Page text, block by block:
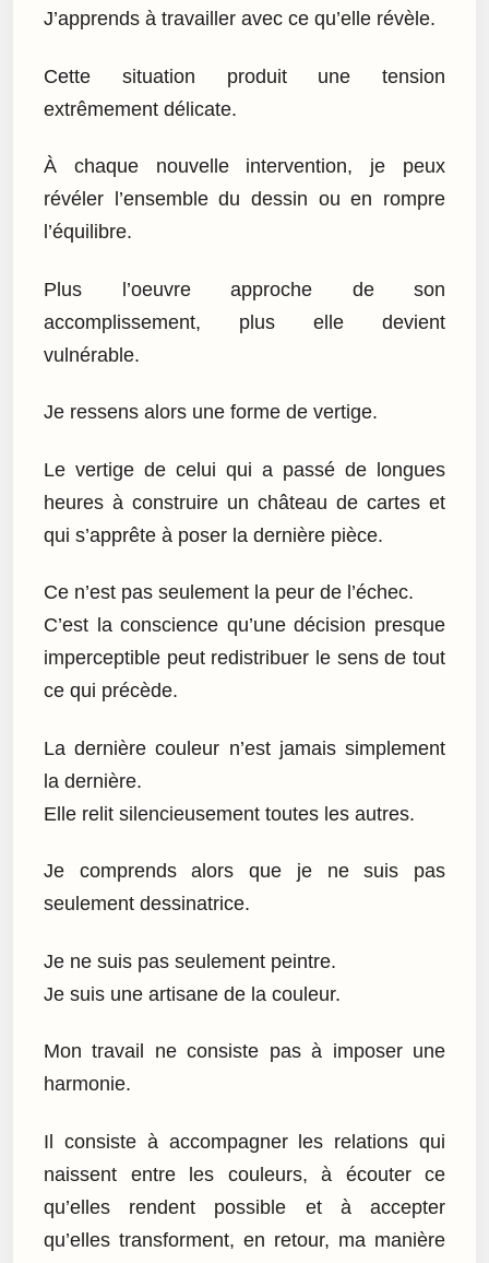
J’apprends à travailler avec ce qu’elle révèle.
Cette situation produit une tension
extrêmement délicate.
À chaque nouvelle intervention, je peux
révéler l’ensemble du dessin ou en rompre
l’équilibre.
Plus l’oeuvre approche de son
accomplissement, plus elle devient
vulnérable.
Je ressens alors une forme de vertige.
Le vertige de celui qui a passé de longues
heures à construire un château de cartes et
qui s’apprête à poser la dernière pièce.
Ce n’est pas seulement la peur de l’échec.
C’est la conscience qu’une décision presque
imperceptible peut redistribuer le sens de tout
ce qui précède.
La dernière couleur n’est jamais simplement
la dernière.
Elle relit silencieusement toutes les autres.
Je comprends alors que je ne suis pas
seulement dessinatrice.
Je ne suis pas seulement peintre.
Je suis une artisane de la couleur.
Mon travail ne consiste pas à imposer une
harmonie.
Il consiste à accompagner les relations qui
naissent entre les couleurs, à écouter ce
qu’elles rendent possible et à accepter
qu’elles transforment, en retour, ma manière